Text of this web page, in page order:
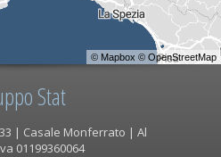
© Mapbox © OpenStreetMap
Stat
| Casale Monferrato | Al
01199360064